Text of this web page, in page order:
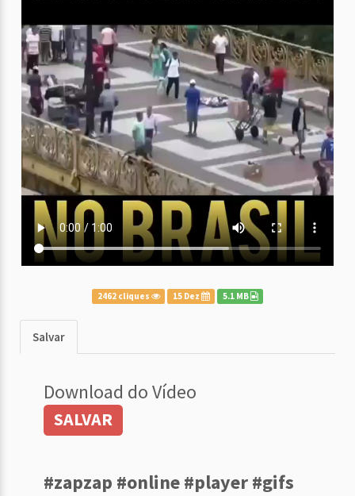
2462 cliques 15 Dez 5.1 MB
Salvar
Download do Vídeo
SALVAR
#zapzap #online #player #gifs